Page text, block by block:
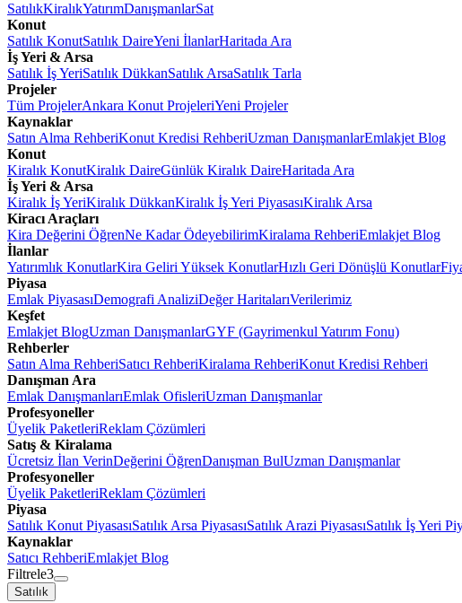
SatılıkKiralıkYatırımDanışmanlarSat
Konut
Satılık KonutSatılık DaireYeni İlanlarHaritada Ara
İş Yeri & Arsa
Satılık İş YeriSatılık DükkanSatılık ArsaSatılık Tarla
Projeler
Tüm ProjelerAnkara Konut ProjeleriYeni Projeler
Kaynaklar
Satın Alma RehberiKonut Kredisi RehberiUzman DanışmanlarEmlakjet Blog
Konut
Kiralık KonutKiralık DaireGünlük Kiralık DaireHaritada Ara
İş Yeri & Arsa
Kiralık İş YeriKiralık DükkanKiralık İş Yeri PiyasasıKiralık Arsa
Kiracı Araçları
Kira Değerini ÖğrenNe Kadar ÖdeyebilirimKiralama RehberiEmlakjet Blog
İlanlar
Yatırımlık KonutlarKira Geliri Yüksek KonutlarHızlı Geri Dönüşlü Konutlar
Piyasa
Emlak PiyasasıDemografi AnaliziDeğer HaritalarıVerilerimiz
Keşfet
Emlakjet BlogUzman DanışmanlarGYF (Gayrimenkul Yatırım Fonu)
Rehberler
Satın Alma RehberiSatıcı RehberiKiralama RehberiKonut Kredisi Rehberi
Danışman Ara
Emlak DanışmanlarıEmlak OfisleriUzman Danışmanlar
Profesyoneller
Üyelik PaketleriReklam Çözümleri
Satış & Kiralama
Ücretsiz İlan VerinDeğerini ÖğrenDanışman BulUzman Danışmanlar
Profesyoneller
Üyelik PaketleriReklam Çözümleri
Piyasa
Satılık Konut PiyasasıSatılık Arsa PiyasasıSatılık Arazi PiyasasıSatılık İş Yeri
Kaynaklar
Satıcı RehberiEmlakjet Blog
Filtrele3
Satılık